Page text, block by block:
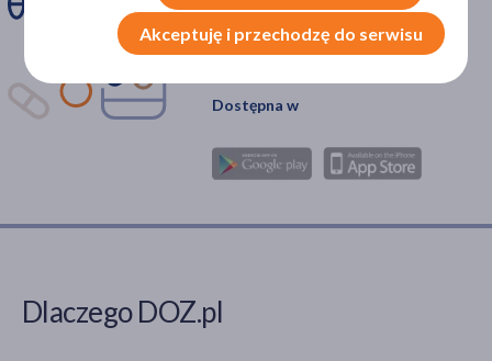
apteczkę. Przypomnimy Ci
Dostępna w
Dlaczego DOZ.pl
Akceptuję i przechodzę do serwisu